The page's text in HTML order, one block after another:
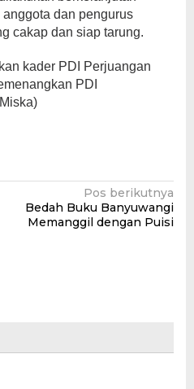
dan pengurus
cakap dan siap tarung.
kader PDI Perjuangan
PDI
Pos berikutnya
Bedah Buku Banyuwangi
Memanggil dengan Puisi